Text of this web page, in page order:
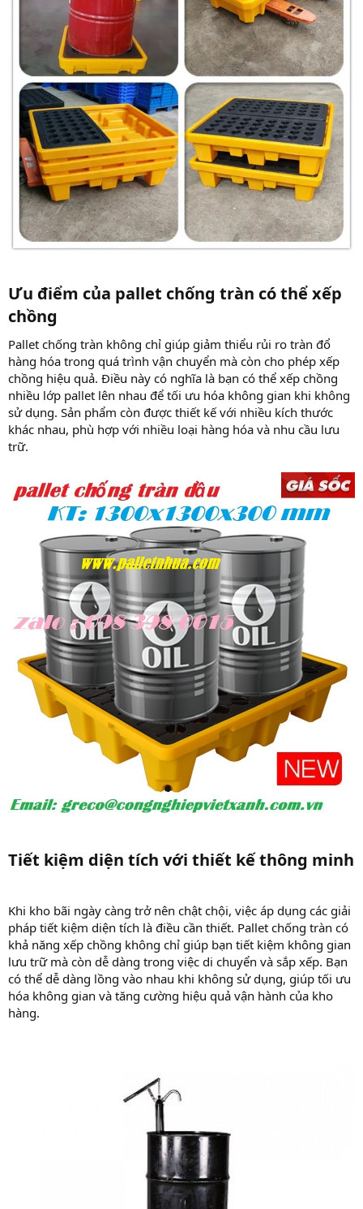
Ưu điểm của pallet chống tràn có thể xếp
chồng​
Pallet chống tràn không chỉ giúp giảm thiểu rủi ro tràn đổ
hàng hóa trong quá trình vận chuyển mà còn cho phép xếp
chồng hiệu quả. Điều này có nghĩa là bạn có thể xếp chồng
nhiều lớp pallet lên nhau để tối ưu hóa không gian khi không
sử dụng. Sản phẩm còn được thiết kế với nhiều kích thước
khác nhau, phù hợp với nhiều loại hàng hóa và nhu cầu lưu
trữ.
Tiết kiệm diện tích với thiết kế thông minh​
Khi kho bãi ngày càng trở nên chật chội, việc áp dụng các giải
pháp tiết kiệm diện tích là điều cần thiết. Pallet chống tràn có
khả năng xếp chồng không chỉ giúp bạn tiết kiệm không gian
lưu trữ mà còn dễ dàng trong việc di chuyển và sắp xếp. Bạn
có thể dễ dàng lồng vào nhau khi không sử dụng, giúp tối ưu
hóa không gian và tăng cường hiệu quả vận hành của kho
hàng.